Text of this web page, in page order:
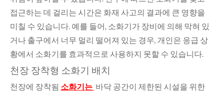
접근하는 데 걸리는 시간은 화재 사고의 결과에 큰 영향을
미칠 수 있습니다. 예를 들어, 소화기가 장비에 의해 막혀 있
거나 출구에서 너무 멀리 떨어져 있는 경우, 개인은 응급 상
황에서 소화기를 효과적으로 사용하지 못할 수 있습니다.
천장 장착형 소화기 배치
천장에 장착됨 소화기는 바닥 공간이 제한된 시설을 위한